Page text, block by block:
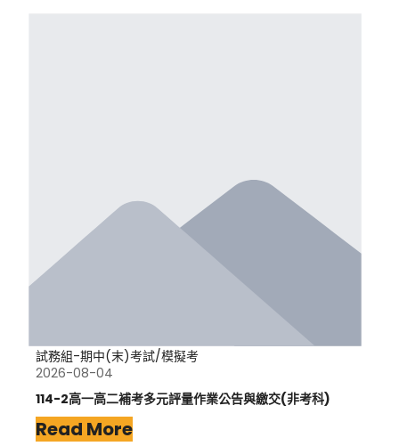
試務組-期中(末)考試/模擬考
2026-08-04
114-2高一高二補考多元評量作業公告與繳交(非考科)
Read More